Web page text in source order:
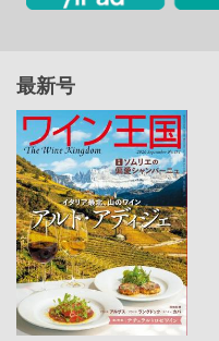
最新号